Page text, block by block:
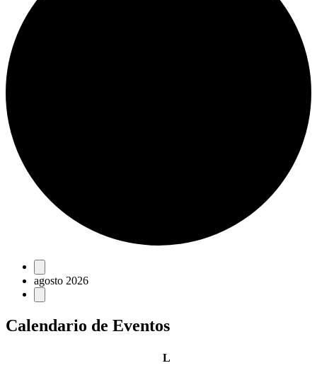
Eventos
agosto 2026
Calendario de Eventos
Llunes